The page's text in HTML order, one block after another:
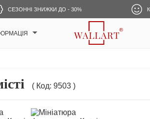
СЕЗОННІ ЗНИЖКИ ДО - 30%
( Код: 9503 )